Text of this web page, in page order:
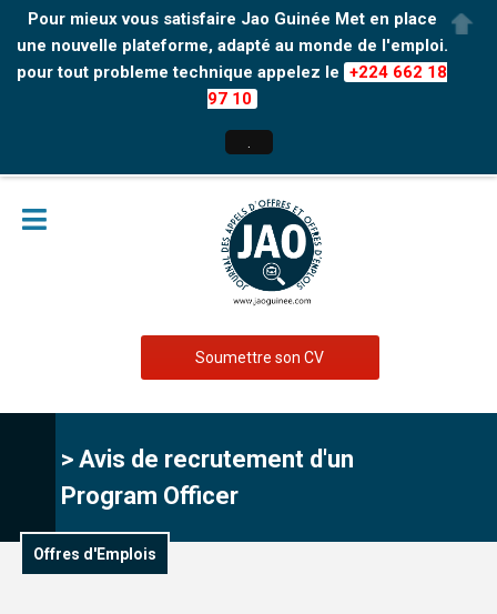
Pour mieux vous satisfaire Jao Guinée Met en place
une nouvelle plateforme, adapté au monde de l'emploi.
pour tout probleme technique appelez le +224 662 18
97 10
Soumettre son CV
> Avis de recrutement d'un
Program Officer
Offres d'Emplois